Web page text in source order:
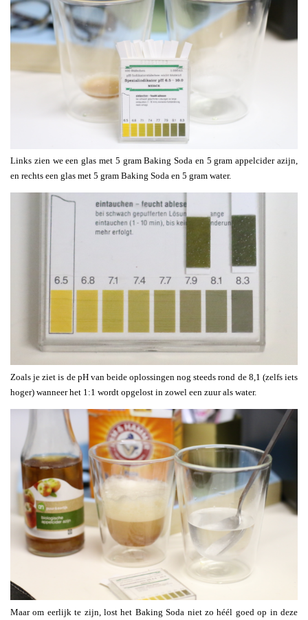
Links zien we een glas met 5 gram Baking Soda en 5 gram appelcider azijn,
en rechts een glas met 5 gram Baking Soda en 5 gram water.
Zoals je ziet is de pH van beide oplossingen nog steeds rond de 8,1 (zelfs iets
hoger) wanneer het 1:1 wordt opgelost in zowel een zuur als water.
Maar om eerlijk te zijn, lost het Baking Soda niet zo héél goed op in deze